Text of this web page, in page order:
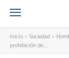
Inicio Sociedad
prohibición de...